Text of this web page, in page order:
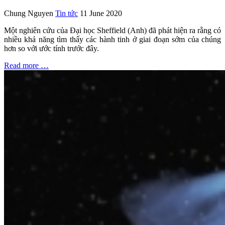
Chung Nguyen Tin tức 11 June 2020
Một nghiên cứu của Đại học Sheffield (Anh) đã phát hiện ra rằng có
nhiều khả năng tìm thấy các hành tinh ở giai đoạn sớm của chúng
hơn so với ước tính trước đây.
Read more …